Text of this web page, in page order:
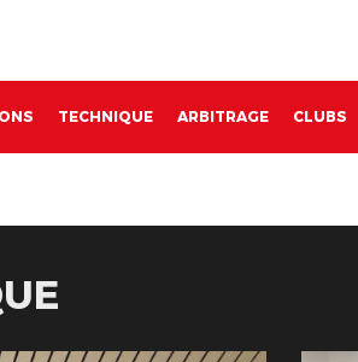
TECHNIQUE ARBITRAGE CLUBS